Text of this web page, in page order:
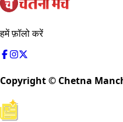
हमें फ़ॉलो करें
Copyright © Chetna